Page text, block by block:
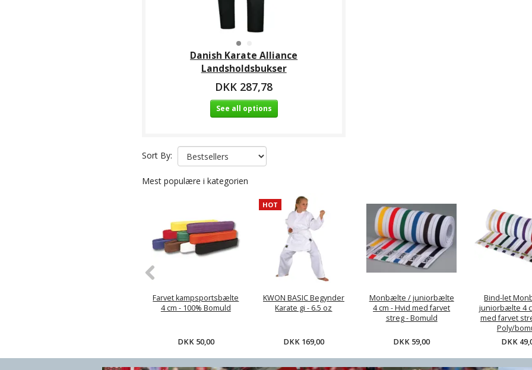
Danish Karate Alliance
Landsholdsbukser
DKK 287,78
See all options
Sort By:
Mest populære i kategorien
Farvet kampsportsbælte
4 cm - 100% Bomuld
DKK 50,00
HOT
KWON BASIC Begynder
Karate gi - 6.5 oz
DKK 169,00
Monbælte / juniorbælte
4 cm - Hvid med farvet
streg - Bomuld
DKK 59,00
Bind-let
juniorbælte 4
med farvet
Poly/
DKK